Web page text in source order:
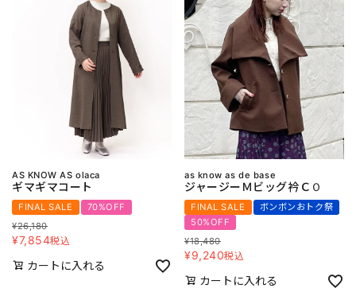
AS KNOW AS olaca
ギマギマコート
FINAL SALE
70%OFF
¥26,180
¥7,854税込
カートに入れる
as know as de base
ジャージーＭビッグ衿ＣＯ
FINAL SALE
ボンボンおトク祭
50%OFF
¥18,480
¥9,240税込
カートに入れる